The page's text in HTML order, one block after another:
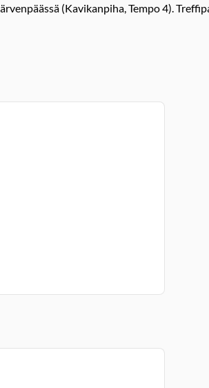
(Kavikanpiha, Tempo 4).